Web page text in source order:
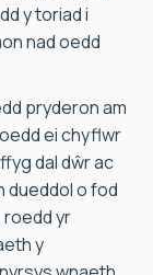
y toriad i
nad oedd
pryderon am
ei chyflwr
dal dŵr ac
dueddol o fod
roedd yr
y